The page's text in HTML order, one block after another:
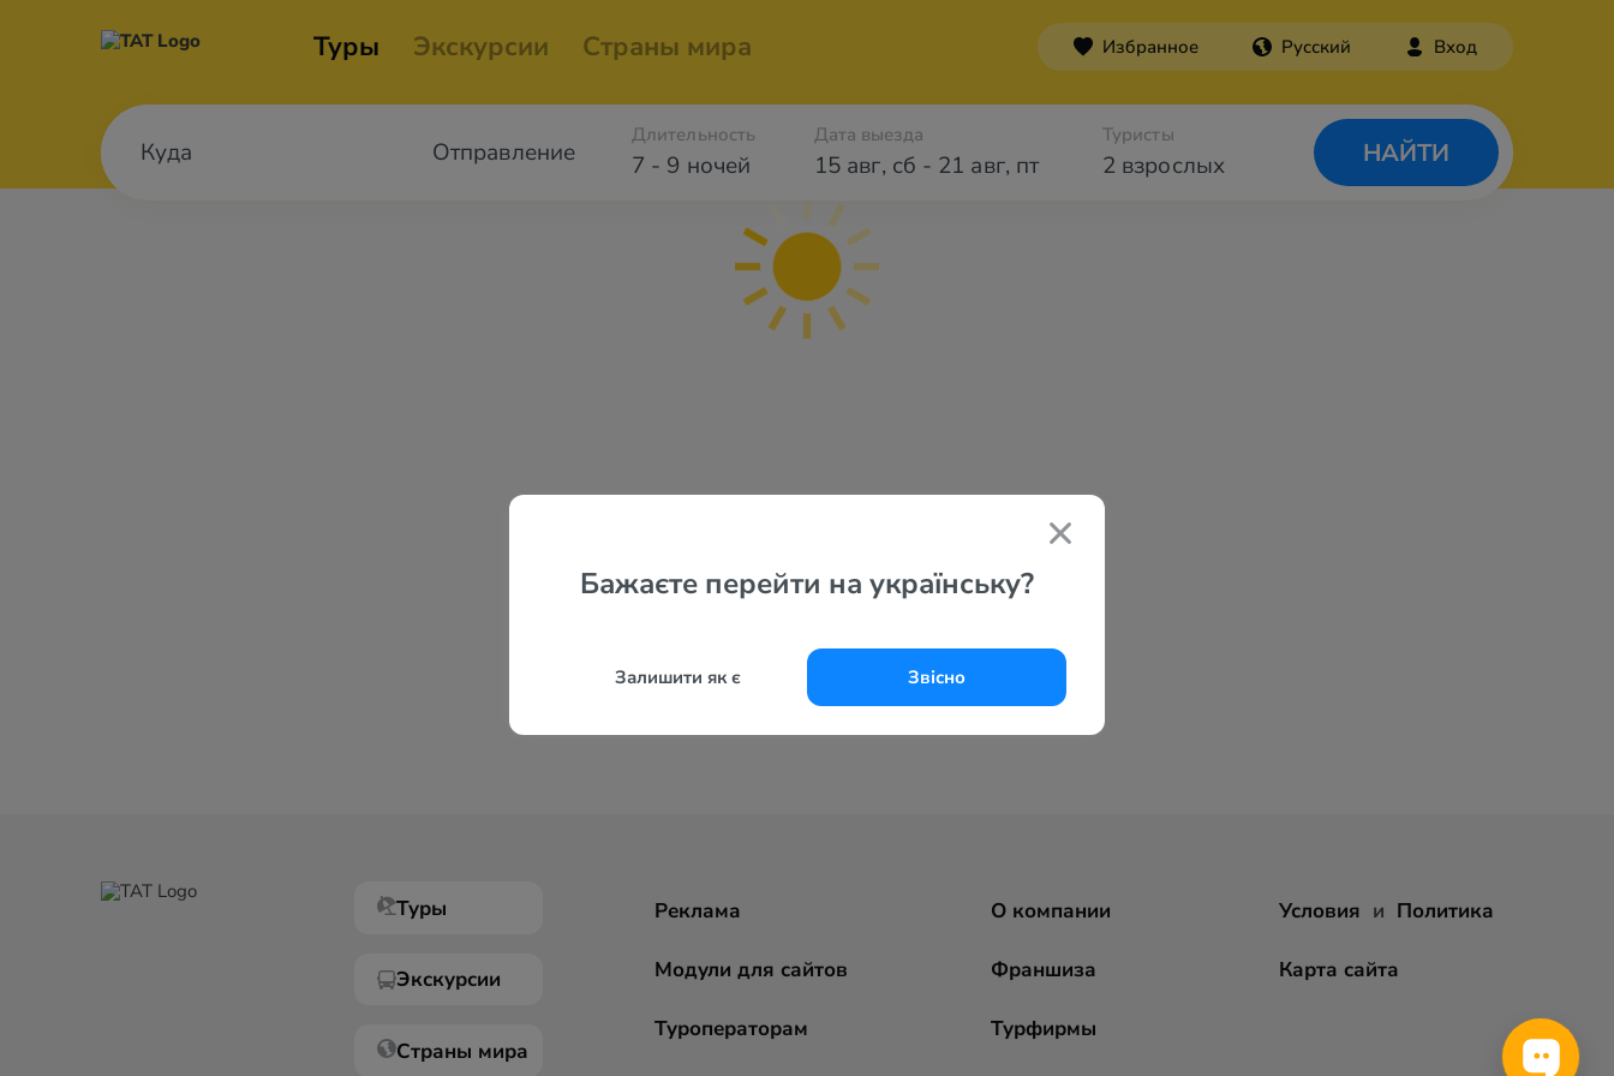
Туры Экскурсии Страны мира Избранное Русский Вход
Отправление 7 - 9 ночей
Длительность Дата выезда
15 авг, сб - 21 авг, пт 2 взрослых
Туристы
НАЙТИ
Бажаєте перейти на українську?
Залишити як є Звісно
Туры
Экскурсии
Страны мира
Реклама
Модули для сайтов
Туроператорам
О компании
Франшиза
Турфирмы
Условия и Политика
Карта сайта